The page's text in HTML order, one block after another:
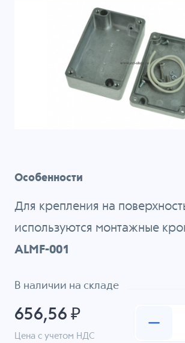
Особенности
Для крепления на
используются монтажные
ALMF-001
В наличии на складе
656,56 ₽
Цена с учетом НДС